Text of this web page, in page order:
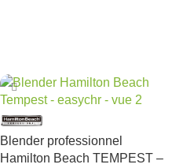
Blender professionnel
Hamilton Beach TEMPEST –